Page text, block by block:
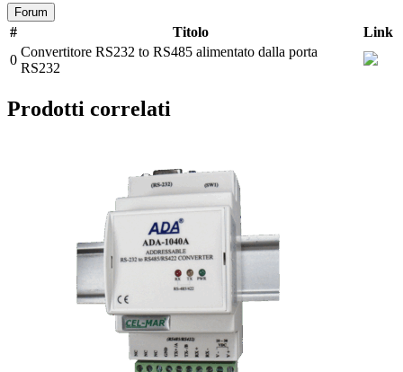
Forum
# Titolo
Link
0
Convertitore RS232 to RS485 alimentato dalla porta
RS232
Prodotti correlati